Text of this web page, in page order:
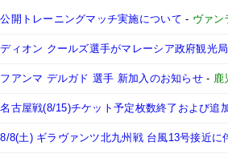
公開トレーニングマッチ実施について - ヴァン
ディオン クールズ選手がマレーシア政府観光
フアンマ デルガド 選手 新加入のお知らせ- 鹿
名古屋戦(8/15)チケット予定枚数終了および追
8/8(土) ギラヴァンツ北九州戦 台風13号接近に